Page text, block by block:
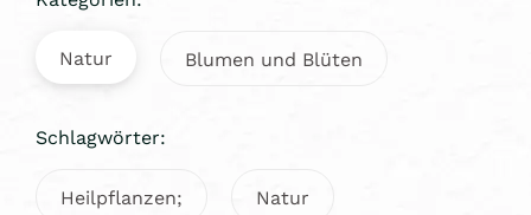
Natur Blumen und Blüten
Schlagwörter:
Heilpflanzen; Natur